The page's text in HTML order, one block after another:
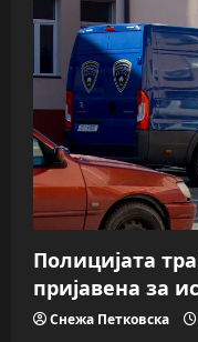
Полицијата
пријавена за
Снежа Петковска